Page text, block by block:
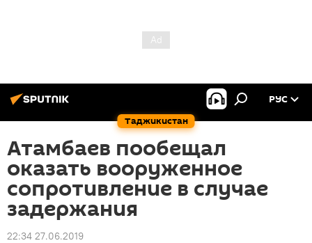
Таджикистан
РУС
Атамбаев пообещал
оказать вооруженное
сопротивление в случае
задержания
22:34 27.06.2019